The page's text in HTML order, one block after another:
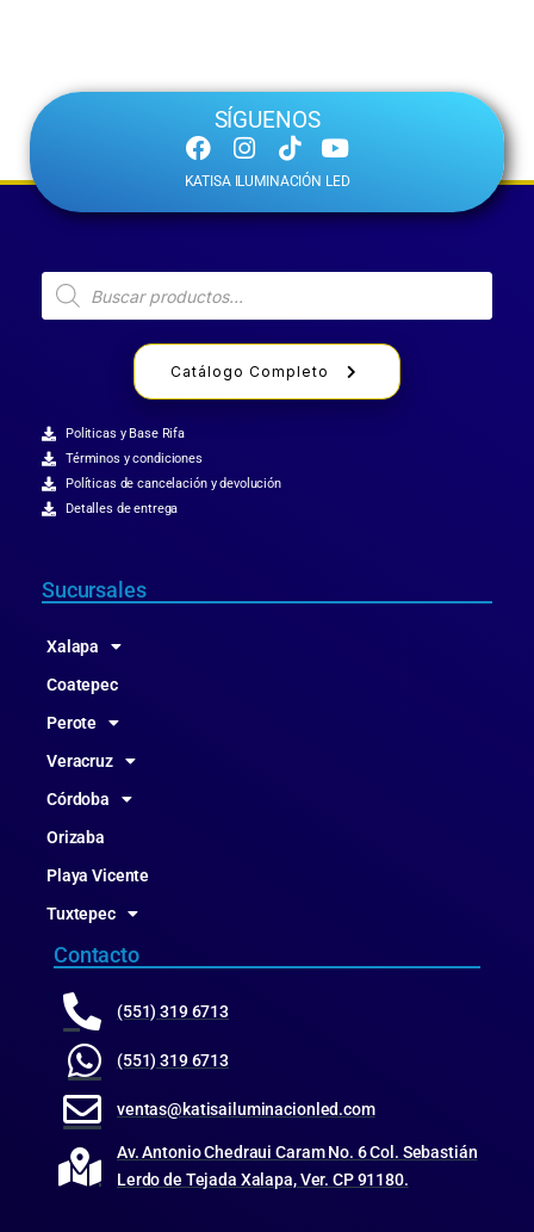
SÍGUENOS
KATISA ILUMINACIÓN LED
Catálogo Completo
Politicas y Base Rifa
Términos y condiciones
Políticas de cancelación y devolución
Detalles de entrega
Sucursales
Xalapa
Coatepec
Perote
Veracruz
Córdoba
Orizaba
Playa Vicente
Tuxtepec
Contacto
(551) 319 6713
(551) 319 6713
ventas@katisailuminacionled.com
Av. Antonio Chedraui Caram No. 6 Col. Sebastián
Lerdo de Tejada Xalapa, Ver. CP 91180.